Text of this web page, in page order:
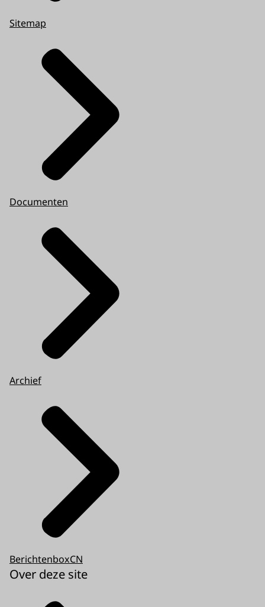
Sitemap
Documenten
Archief
BerichtenboxCN
Over deze site